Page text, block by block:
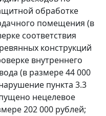
обработке
помещения (в
соответствия
конструкций
внутреннего
(в размере 44 000
пункта 3.3
нецелевое
202 000 рублей;